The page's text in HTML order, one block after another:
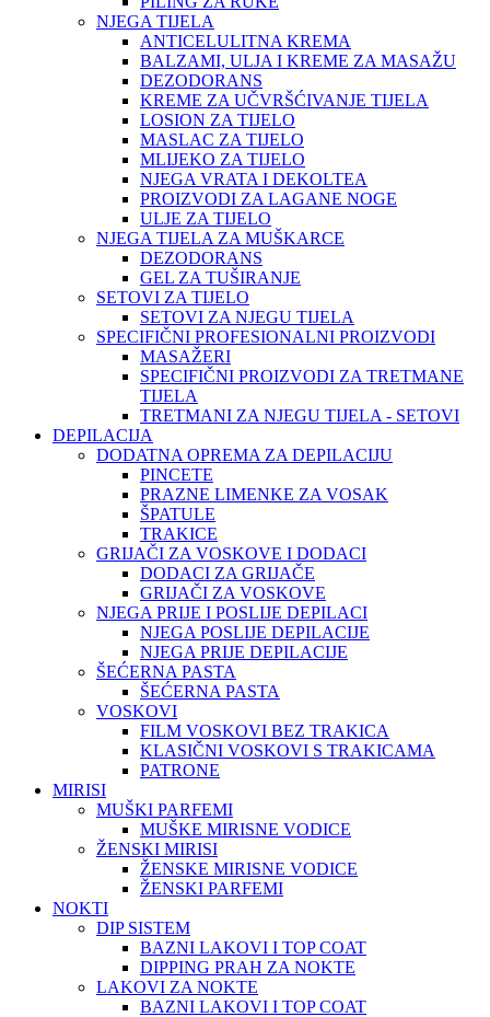
NJEGA TIJELA
ANTICELULITNA KREMA
BALZAMI, ULJA I KREME ZA MASAŽU
DEZODORANS
KREME ZA UČVRŠĆIVANJE TIJELA
LOSION ZA TIJELO
MASLAC ZA TIJELO
MLIJEKO ZA TIJELO
NJEGA VRATA I DEKOLTEA
PROIZVODI ZA LAGANE NOGE
ULJE ZA TIJELO
NJEGA TIJELA ZA MUŠKARCE
DEZODORANS
GEL ZA TUŠIRANJE
SETOVI ZA TIJELO
SETOVI ZA NJEGU TIJELA
SPECIFIČNI PROFESIONALNI PROIZVODI
MASAŽERI
SPECIFIČNI PROIZVODI ZA TRETMANE
TIJELA
TRETMANI ZA NJEGU TIJELA - SETOVI
DEPILACIJA
DODATNA OPREMA ZA DEPILACIJU
PINCETE
PRAZNE LIMENKE ZA VOSAK
ŠPATULE
TRAKICE
GRIJAČI ZA VOSKOVE I DODACI
DODACI ZA GRIJAČE
GRIJAČI ZA VOSKOVE
NJEGA PRIJE I POSLIJE DEPILACI
NJEGA POSLIJE DEPILACIJE
NJEGA PRIJE DEPILACIJE
ŠEĆERNA PASTA
ŠEĆERNA PASTA
VOSKOVI
FILM VOSKOVI BEZ TRAKICA
KLASIČNI VOSKOVI S TRAKICAMA
PATRONE
MIRISI
MUŠKI PARFEMI
MUŠKE MIRISNE VODICE
ŽENSKI MIRISI
ŽENSKE MIRISNE VODICE
ŽENSKI PARFEMI
NOKTI
DIP SISTEM
BAZNI LAKOVI I TOP COAT
DIPPING PRAH ZA NOKTE
LAKOVI ZA NOKTE
BAZNI LAKOVI I TOP COAT